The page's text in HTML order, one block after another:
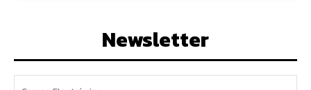
Newsletter